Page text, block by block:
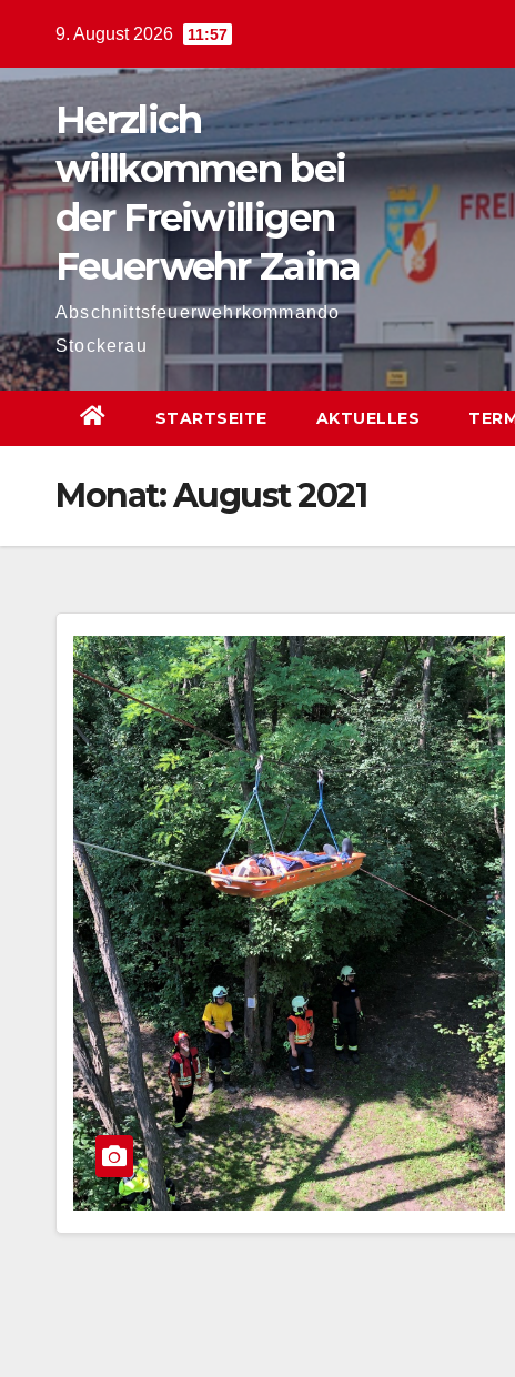
springen
9. August 2026 11:57
Herzlich
willkommen bei
der Freiwilligen
Feuerwehr Zaina
Abschnittsfeuerwehrkommando
Stockerau
STARTSEITE AKTUELLES
Monat:August 2021